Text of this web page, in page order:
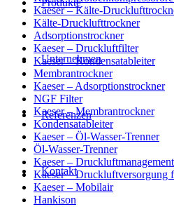
Produkte
Unternehmen
Referenzen
Kontakt
Kaeser – Kälte-
Kälte-Drucklufttrockner
Adsorptionstrockner
Kaeser – Druckluftfilter
Kaeser – Kondensatableiter
Membrantrockner
Kaeser – Adsorptionstrockner
NGF Filter
Kaeser – Membrantrockner
Kondensatableiter
Kaeser – Öl-Wasser-Trenner
Öl-Wasser-Trenner
Kaeser –
Kaeser – Druckluftversorgung
Kaeser – Mobilair
Hankison